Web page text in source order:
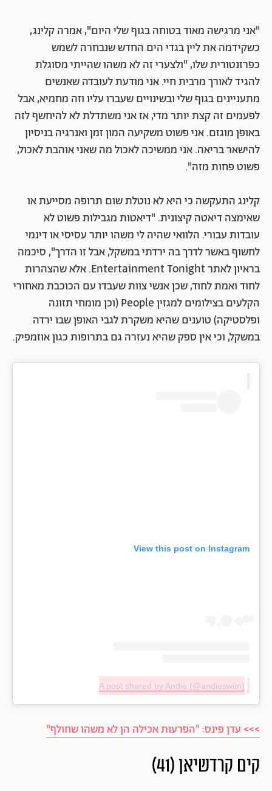
"אני מרגישה מאוד בטוחה בגוף שלי היום", אמרה קלינג,
כשקידמה את ליין בגדי הים החדש שנבחרה לשמש
כפרזנטורית שלו, "ולצערי זה לא משהו שהייתי מסוגלת
להגיד לאורך מרבית חיי. אני מודעת לעובדה שאנשים
מתעניינים בגוף שלי ובשינויים שעברו עליו וזה מחמיא, אבל
לפעמים זה קצת יותר מדי, אז אני משתדלת לא להיחשף לזה
באופן מוגזם. אני פשוט משקיעה המון זמן ואנרגיה בניסיון
להישאר בריאה. אני ממשיכה לאכול מה שאני אוהבת לאכול,
פשוט פחות מזה".
קלינג התעקשה כי היא לא נוטלת שום תרופה מסייעת או
שאימצה דיאטה קיצונית. "דיאטות מגבילות פשוט לא
עובדות עבורי. הלוואי שהיה לי משהו יותר עסיסי או דינמי
לחשוף באשר לדרך בה ירדתי במשקל, אבל זו הדרך", סיכמה
בראיון לאתר Entertainment Tonight. אלא שהצהרות
לחוד ואמת לחוד, שכן אנשי צוות שעבדו עם הכוכבת מאחורי
הקלעים בצילומים למגזין People (וכן מומחי תזונה
ופלסטיקה) טוענים שהיא משקרת לגבי האופן שבו ירדה
במשקל, וכי אין ספק שהיא נעזרה גם בתרופות כגון אוזמפיק.
View this post on Instagram
A post shared by Andie (@andieswim)
>>> עדן פינס: "הפרעות אכילה הן לא משהו שחולף"
קים קרדשיאן (41)